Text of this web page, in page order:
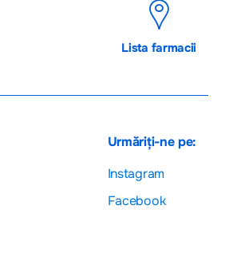
Lista farmacii
Urmăriți-ne pe:
Instagram
Facebook